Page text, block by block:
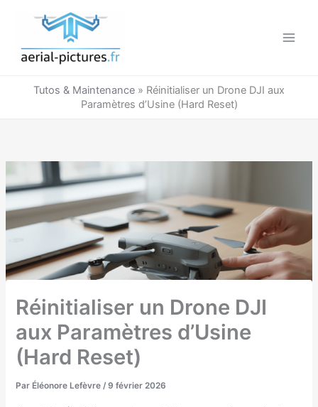
Tutos & Maintenance » Réinitialiser un Drone DJI aux
Paramètres d’Usine (Hard Reset)
Réinitialiser un Drone DJI
aux Paramètres d’Usine
(Hard Reset)
Par Éléonore Lefèvre/9 février 2026